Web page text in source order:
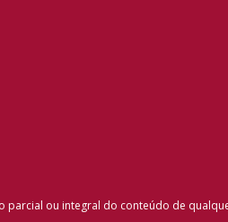
ou integral do conteúdo de